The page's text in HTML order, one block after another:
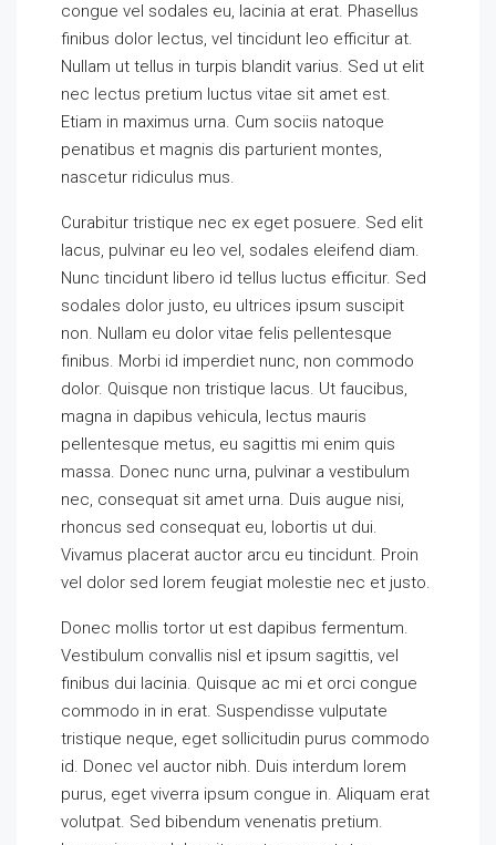
congue vel sodales eu, lacinia at erat. Phasellus
finibus dolor lectus, vel tincidunt leo efficitur at.
Nullam ut tellus in turpis blandit varius. Sed ut elit
nec lectus pretium luctus vitae sit amet est.
Etiam in maximus urna. Cum sociis natoque
penatibus et magnis dis parturient montes,
nascetur ridiculus mus.
Curabitur tristique nec ex eget posuere. Sed elit
lacus, pulvinar eu leo vel, sodales eleifend diam.
Nunc tincidunt libero id tellus luctus efficitur. Sed
sodales dolor justo, eu ultrices ipsum suscipit
non. Nullam eu dolor vitae felis pellentesque
finibus. Morbi id imperdiet nunc, non commodo
dolor. Quisque non tristique lacus. Ut faucibus,
magna in dapibus vehicula, lectus mauris
pellentesque metus, eu sagittis mi enim quis
massa. Donec nunc urna, pulvinar a vestibulum
nec, consequat sit amet urna. Duis augue nisi,
rhoncus sed consequat eu, lobortis ut dui.
Vivamus placerat auctor arcu eu tincidunt. Proin
vel dolor sed lorem feugiat molestie nec et justo.
Donec mollis tortor ut est dapibus fermentum.
Vestibulum convallis nisl et ipsum sagittis, vel
finibus dui lacinia. Quisque ac mi et orci congue
commodo in in erat. Suspendisse vulputate
tristique neque, eget sollicitudin purus commodo
id. Donec vel auctor nibh. Duis interdum lorem
purus, eget viverra ipsum congue in. Aliquam erat
volutpat. Sed bibendum venenatis pretium.